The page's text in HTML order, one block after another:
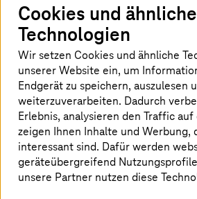
Souveräne Clouds bieten
Wachstum und
Die Cloud hat das Potenzial,
transformieren – und sie
aufzustellen. Wichtige
Betriebe behalten die
Infrastruktur. Besonders in
wie dem Finanz- und
Cookies und ähnliche
Technologien
Wir setzen Cookies und ähnliche
unserer Website ein, um
Endgerät zu speichern, auszulesen
weiterzuverarbeiten. Dadurch
Erlebnis, analysieren den Traffic
zeigen Ihnen Inhalte und Werbung,
interessant sind. Dafür werden
geräteübergreifend
unsere Partner nutzen diese